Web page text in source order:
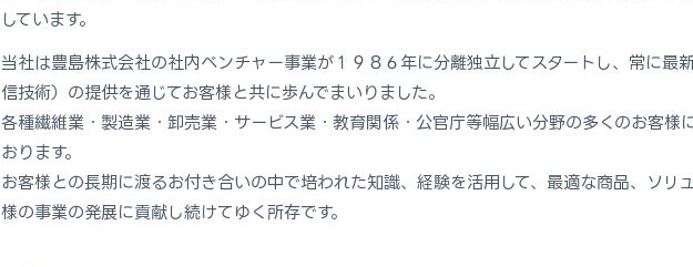
しています。
当社は豊島株式会社の社内ベンチャー事業が１９８６年に分離独立してスタートし、常に最
信技術）の提供を通じてお客様と共に歩んでまいりました。
各種繊維業・製造業・卸売業・サービス業・教育関係・公官庁等幅広い分野の多くのお客様
おります。
お客様との長期に渡るお付き合いの中で培われた知識、経験を活用して、最適な商品、ソリ
様の事業の発展に貢献し続けてゆく所存です。